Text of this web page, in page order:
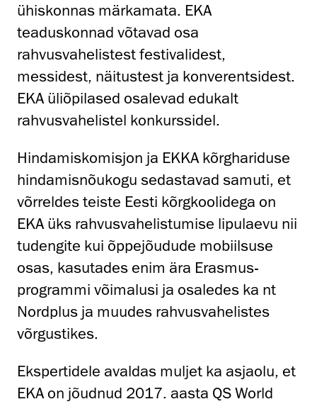
ühiskonnas märkamata. EKA
teaduskonnad võtavad osa
rahvusvahelistest festivalidest,
messidest, näitustest ja konverentsidest.
EKA üliõpilased osalevad edukalt
rahvusvahelistel konkurssidel.
Hindamiskomisjon ja EKKA kõrghariduse
hindamisnõukogu sedastavad samuti, et
võrreldes teiste Eesti kõrgkoolidega on
EKA üks rahvusvahelistumise lipulaevu nii
tudengite kui õppejõudude mobiilsuse
osas, kasutades enim ära Erasmus-
programmi võimalusi ja osaledes ka nt
Nordplus ja muudes rahvusvahelistes
võrgustikes.
Ekspertidele avaldas muljet ka asjaolu, et
EKA on jõudnud 2017. aasta QS World